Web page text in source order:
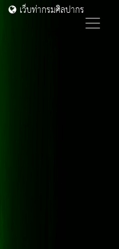
เว็บท่ากรมศิลปากร